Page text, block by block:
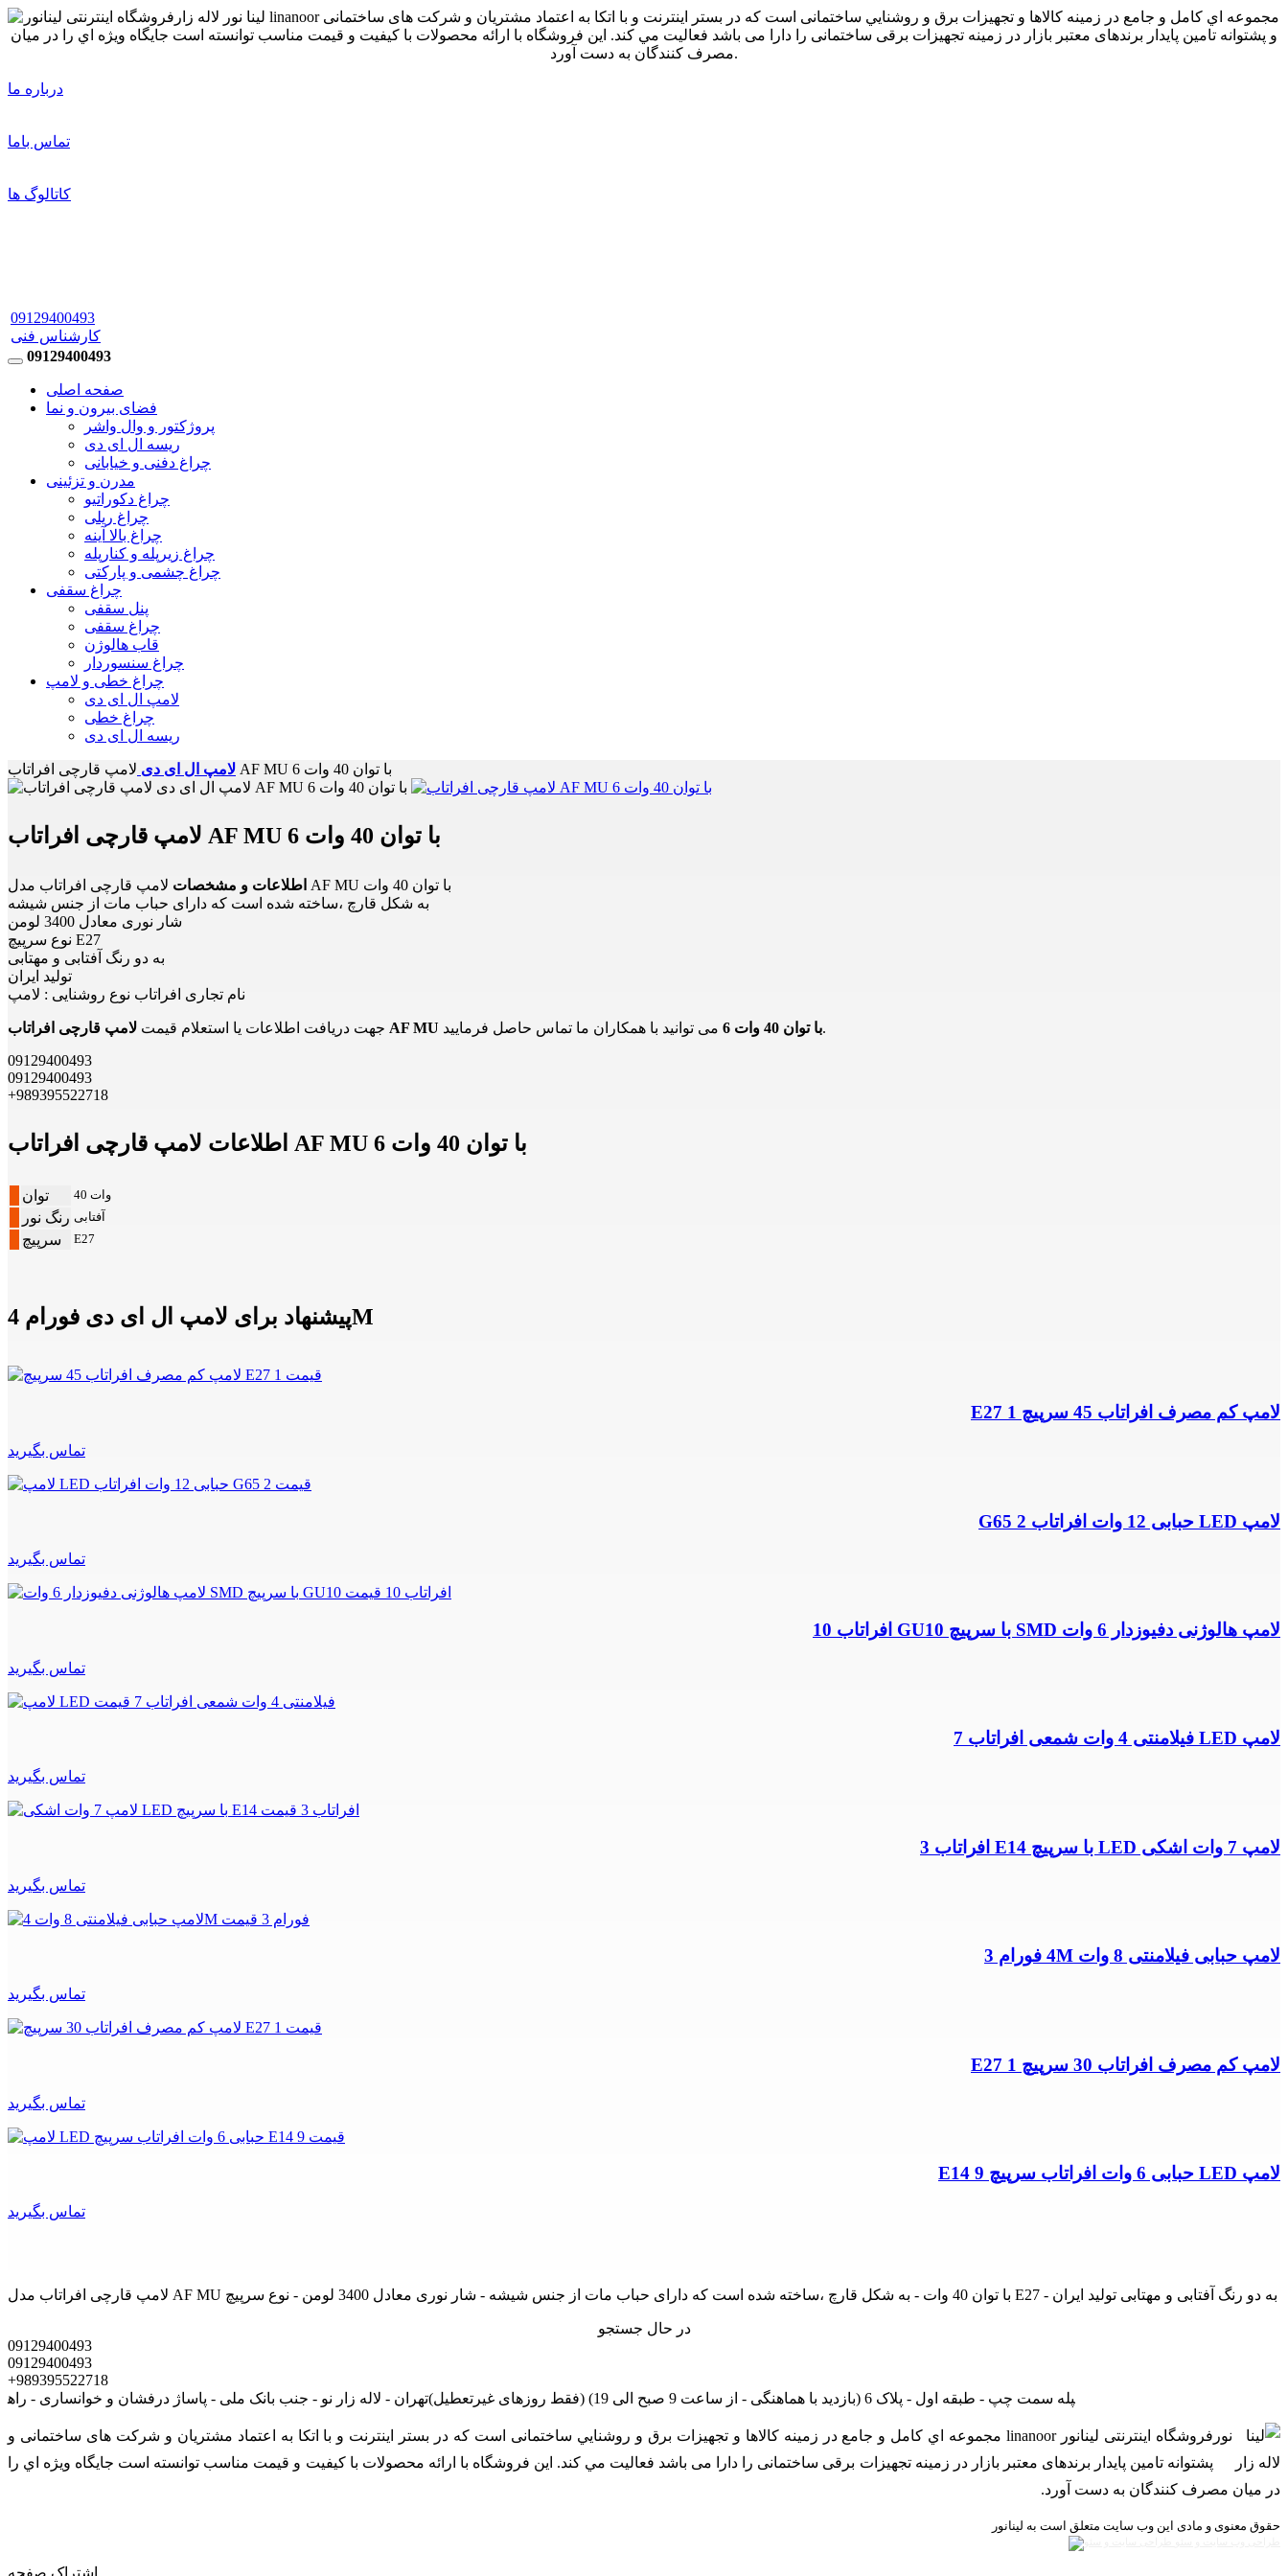
درباره ما
تماس باما
کاتالوگ ها
09129400493
کارشناس فنی
09129400493
صفحه اصلی
فضای بیرون و نما
پروژکتور و وال واشر
ریسه ال ای دی
چراغ دفنی و خیابانی
مدرن و تزئینی
چراغ دکوراتیو
چراغ ریلی
چراغ بالا آینه
چراغ زیرپله و کنارپله
چراغ چشمی و پارکتی
چراغ سقفی
پنل سقفی
چراغ سقفی
قاب هالوژن
چراغ سنسوردار
چراغ خطی و لامپ
لامپ ال ای دی
چراغ خطی
ریسه ال ای دی
لامپ ال ای دی لامپ قارچی افراتاب AF MU با توان 40 وات 6
لامپ قارچی افراتاب AF MU با توان 40 وات 6
اطلاعات و مشخصات
لامپ قارچی افراتاب مدل AF MU با توان 40 وات
به شکل قارچ ،ساخته شده است که دارای حباب مات از جنس شیشه
شار نوری معادل 3400 لومن
نوع سرپیچ E27
به دو رنگ آفتابی و مهتابی
تولید ایران
نام تجاری افراتاب نوع روشنایی : لامپ
جهت دریافت اطلاعات یا استعلام قیمت لامپ قارچی افراتاب AF MU با توان 40 وات 6می توانید با همکاران ما تماس حاصل فرمایید.
09129400493
09129400493
+989395522718
اطلاعات لامپ قارچی افراتاب AF MU با توان 40 وات 6
توان 40 وات
رنگ نور آفتابی
سرپیچ E27
پیشنهاد برای لامپ ال ای دی فورام 4M
لامپ کم مصرف افراتاب 45 سرپیچ E27 1
تماس بگیرید
لامپ LED حبابی 12 وات افراتاب G65 2
تماس بگیرید
لامپ هالوژنی دفیوزدار 6 وات SMD با سرپیچ GU10 افراتاب 10
تماس بگیرید
لامپ LED فیلامنتی 4 وات شمعی افراتاب 7
تماس بگیرید
لامپ 7 وات اشکی LED با سرپیچ E14 افراتاب 3
تماس بگیرید
لامپ حبابی فیلامنتی 8 وات 4M فورام 3
تماس بگیرید
لامپ کم مصرف افراتاب 30 سرپیچ E27 1
تماس بگیرید
لامپ LED حبابی 6 وات افراتاب سرپیچ E14 9
تماس بگیرید
لامپ قارچی افراتاب مدل AF MU با توان 40 وات - به شکل قارچ ،ساخته شده است که دارای حباب مات از جنس شیشه - شار نوری معادل 3400 لومن - نوع سرپیچ E27 - به دو رنگ آفتابی و مهتابی تولید ایران
در حال جستجو
09129400493
09129400493
+989395522718
تهران - لاله زار نو - جنب بانک ملی - پاساژ درفشان و خوانساری - راه‎پله سمت چپ - طبقه اول - پلاک 6 (بازدید با هماهنگی - از ساعت 9 صبح الی 19) (فقط روزهای غیرتعطیل)
فروشگاه اینترنتی لینانور linanoor مجموعه اي کامل و جامع در زمينه کالاها و تجهيزات برق و روشنايي ساختمانی است که در بستر اينترنت و با اتکا به اعتماد مشتریان و شرکت های ساختمانی و
پشتوانه تامین پایدار برندهای معتبر بازار در زمینه تجهیزات برقی ساختمانی را دارا می باشد فعالیت مي کند. اين فروشگاه با ارائه محصولات با کيفيت و قيمت مناسب توانسته است جايگاه ويژه اي را
در ميان مصرف کنندگان به دست آورد.
حقوق معنوی و مادی این وب سایت متعلق است به لینانور